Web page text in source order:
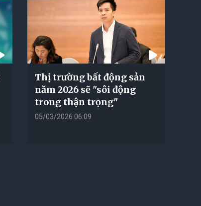
Thị trường bất động sản
năm 2026 sẽ "sôi động
trong thận trọng"
05/03/2026 06:09